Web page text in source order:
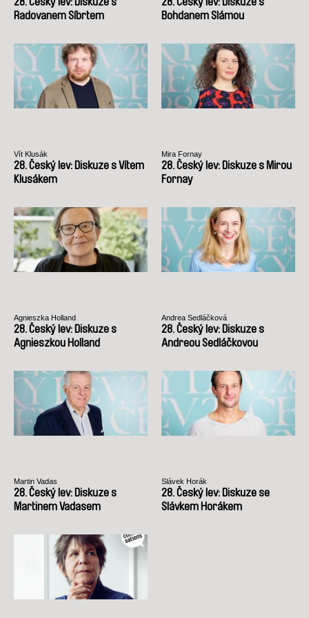
Radovanem Síbrtem
Bohdanem Slámou
Vít Klusák
28. Český lev: Diskuze s Vítem
Klusákem
Mira Fornay
28. Český lev: Diskuze s Mirou
Fornay
Agnieszka Holland
28. Český lev: Diskuze s
Agnieszkou Holland
Andrea Sedláčková
28. Český lev: Diskuze s
Andreou Sedláčkovou
Martin Vadas
28. Český lev: Diskuze s
Martinem Vadasem
Slávek Horák
28. Český lev: Diskuze se
Slávkem Horákem